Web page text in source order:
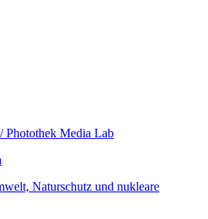
Photothek Media Lab
Naturschutz und nukleare